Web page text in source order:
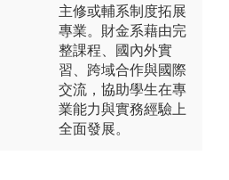
主修或輔系制度拓展
專業。財金系藉由完
整課程、國內外實
習、跨域合作與國際
交流，協助學生在專
業能力與實務經驗上
全面發展。